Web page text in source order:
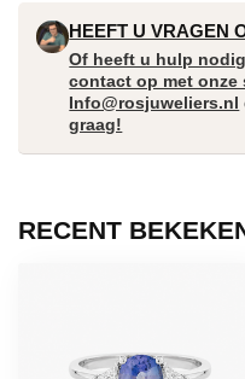
HEEFT U VRAGEN
Of heeft u hulp
contact op met
Info@rosjuweliers.nl
graag!
RECENT